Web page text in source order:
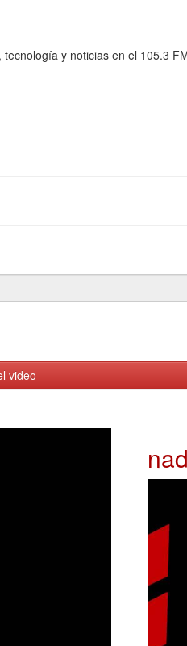
y noticias en el 105.3
video